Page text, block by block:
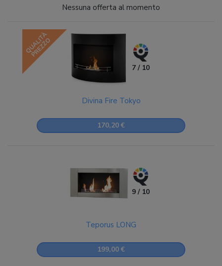
Nessuna offerta al momento
QUALITÀ
PREZZO
7 / 10
Divina Fire Tokyo
170,20 €
9 / 10
Teporus LONG
199,00 €